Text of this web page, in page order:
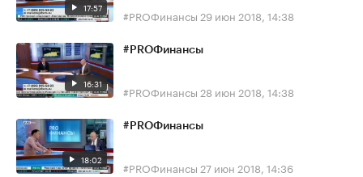
17:57 #PROФинансы 29 июн 2018, 14:38
16:31
#PROФинансы
#PROФинансы 28 июн 2018, 14:38
18:02
#PROФинансы
#PROФинансы 27 июн 2018, 14:36